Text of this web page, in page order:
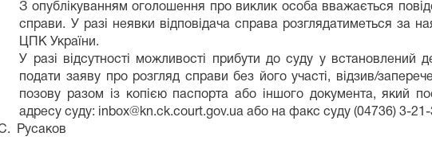
З опублікуванням оголошення про виклик особа вважається
справи. У разі неявки відповідача справа розглядатиметься за
ЦПК України.
У разі відсутності можливості прибути до суду у
подати заяву про розгляд справи без його участі, відзив/
позову разом із копією паспорта або іншого документа, який
адресу суду: inbox@kn.ck.court.gov.ua або на факс суду (04736) 3-21-
Русаков